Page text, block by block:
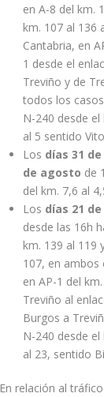
en A-8 del km.
km. 107 al 136
Cantabria, en
1 desde el
Treviño y de
todos los
N-240 desde
al 5 sentido
Los días 31
de agosto de
del km. 7,6 al
Los días 21
desde las 16h
km. 139 al 119
107, en ambos
en AP-1 del
Treviño al
Burgos a
N-240 desde el
al 23, sentido
En relación al